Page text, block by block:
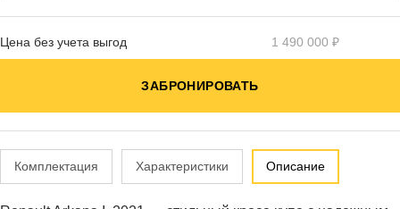
Цена без учета выгод 1 490 000 ₽
ЗАБРОНИРОВАТЬ
Комплектация Характеристики Описание